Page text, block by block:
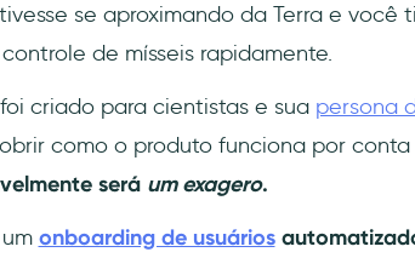
se aproximando da Terra e você
de mísseis rapidamente.
criado para cientistas e sua persona
como o produto funciona por conta
será um exagero.
onboarding de usuários